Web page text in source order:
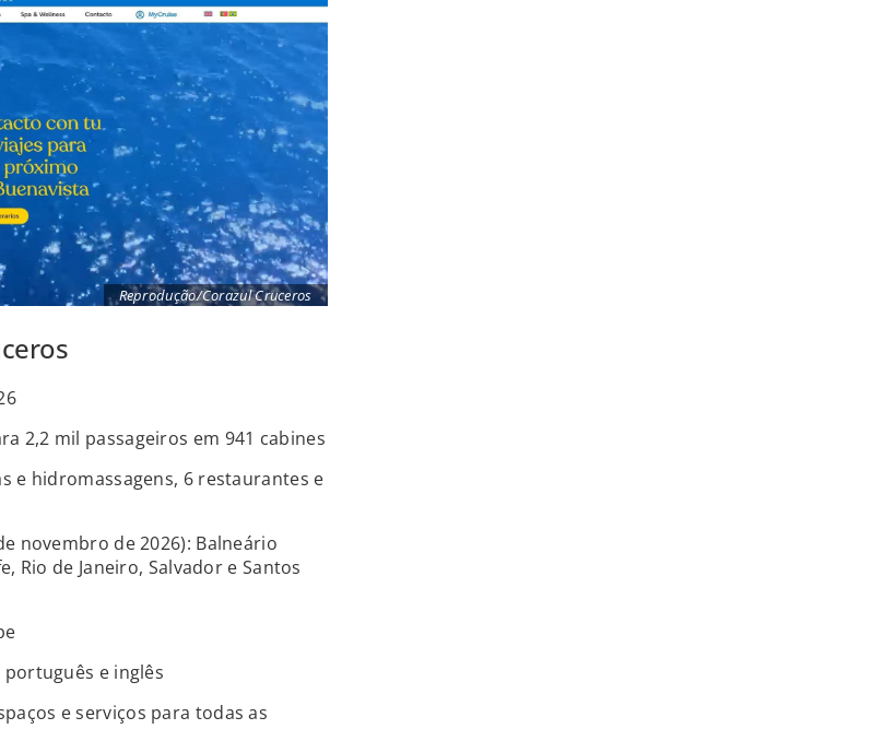
Reprodução/Corazul Cruceros
2,2 mil passageiros em 941 cabines
e hidromassagens, 6 restaurantes e
novembro de 2026): Balneário
Rio de Janeiro, Salvador e Santos
e inglês
e serviços para todas as